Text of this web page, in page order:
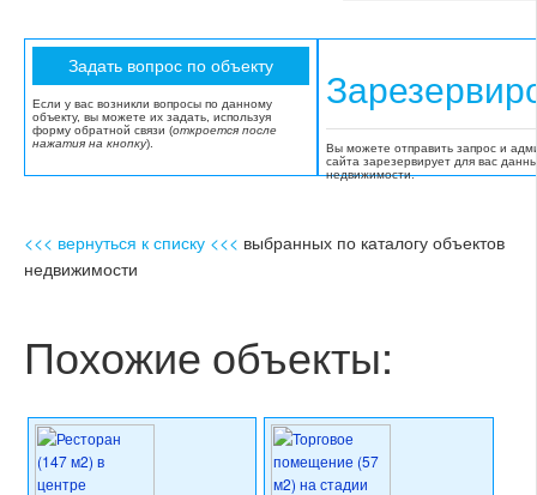
Если у вас возникли вопросы по данному
объекту, вы можете их задать, используя
форму обратной связи (откроется после
нажатия на кнопку).
Вы можете отправить запрос и
сайта зарезервирует для вас
недвижимости.
<<< вернуться к списку <<< выбранных по каталогу объектов
недвижимости
Похожие объекты: